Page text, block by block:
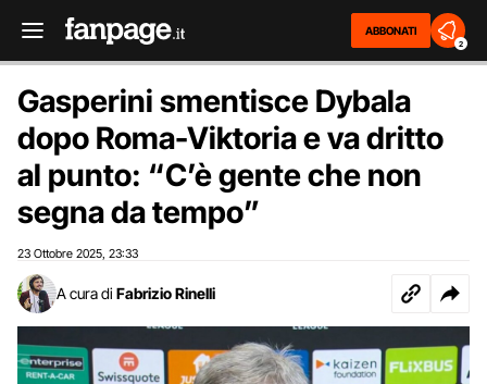
ABBONATI
2
Gasperini smentisce Dybala
dopo Roma-Viktoria e va dritto
al punto: “C’è gente che non
segna da tempo”
23 Ottobre 2025 23:33
A cura di Fabrizio Rinelli